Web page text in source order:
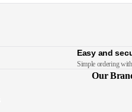
Easy and
Simple ordering
Our